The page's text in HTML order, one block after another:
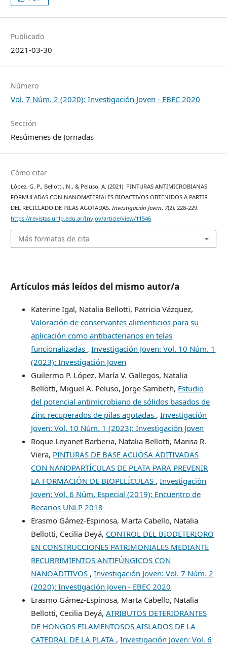
Publicado
2021-03-30
Número
Vol. 7 Núm. 2 (2020): Investigación Joven - EBEC 2020
Sección
Resúmenes de Jornadas
Cómo citar
López, G. P., Bellotti, N., & Peluso, A. (2021). PINTURAS ANTIMICROBIANAS
FORMULADAS CON NANOMATERIALES BIOACTIVOS OBTENIDOS A PARTIR
DEL RECICLADO DE PILAS AGOTADAS.Investigación Joven, 7(2), 228-229.
https://revistas.unlp.edu.ar/InvJov/article/view/11546
Más formatos de cita
Artículos más leídos del mismo autor/a
Katerine Igal, Natalia Bellotti, Patricia Vázquez,
Valoración de conservantes alimenticios para su
aplicación como antibacterianos en telas
funcionalizadas ,Investigación Joven: Vol. 10 Núm. 1
(2023): Investigación Joven
Guilermo P. López, María V. Gallegos, Natalia
Bellotti, Miguel A. Peluso, Jorge Sambeth, Estudio
del potencial antimicrobiano de sólidos basados de
Zinc recuperados de pilas agotadas ,Investigación
Joven: Vol. 10 Núm. 1 (2023): Investigación Joven
Roque Leyanet Barberia, Natalia Bellotti, Marisa R.
Viera, PINTURAS DE BASE ACUOSA ADITIVADAS
CON NANOPARTÍCULAS DE PLATA PARA PREVENIR
LA FORMACIÓN DE BIOPELÍCULAS ,Investigación
Joven: Vol. 6 Núm. Especial (2019): Encuentro de
Becarios UNLP 2018
Erasmo Gámez-Espinosa, Marta Cabello, Natalia
Bellotti, Cecilia Deyá, CONTROL DEL BIODETERIORO
EN CONSTRUCCIONES PATRIMONIALES MEDIANTE
RECUBRIMIENTOS ANTIFÚNGICOS CON
NANOADITIVOS ,Investigación Joven: Vol. 7 Núm. 2
(2020): Investigación Joven - EBEC 2020
Erasmo Gámez-Espinosa, Marta Cabello, Natalia
Bellotti, Cecilia Deyá,ATRIBUTOS DETERIORANTES
DE HONGOS FILAMENTOSOS AISLADOS DE LA
CATEDRAL DE LA PLATA ,Investigación Joven: Vol. 6